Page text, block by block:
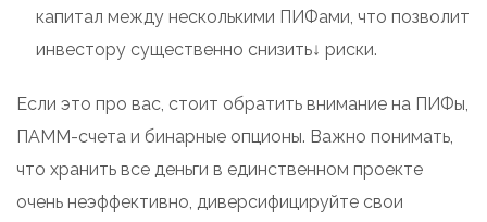
капитал между несколькими ПИФами, что позволит
инвестору существенно снизить↓ риски.
Если это про вас, стоит обратить внимание на ПИФы,
ПАММ-счета и бинарные опционы. Важно понимать,
что хранить все деньги в единственном проекте
очень неэффективно, диверсифицируйте свои